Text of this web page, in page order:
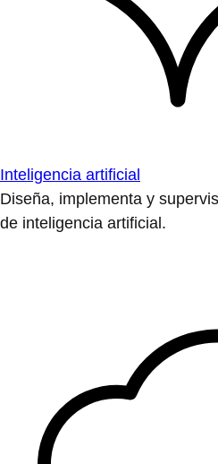
Inteligencia artificial
Diseña, implementa y
de inteligencia artificial.